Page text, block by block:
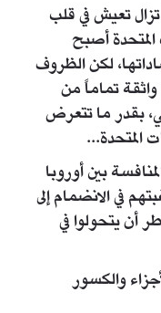
تعيش في قلب
المتحدة أصبح
لكن الظروف
تماماً من
بقدر ما تتعرض
المتحدة...
بين أوروبا
في الانضمام إلى
أن يتحولوا في
والكسور